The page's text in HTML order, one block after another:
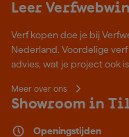
Leer
Verf kopen doe je bij
Nederland. Voordelige
advies, wat je project ook
Meer over ons
Showroom in
Openingstijden